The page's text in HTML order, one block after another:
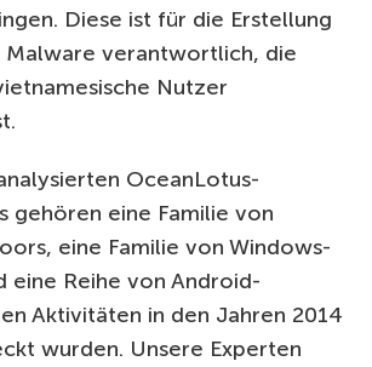
Diese ist für die Erstellung
Malware verantwortlich, die
Nutzer
OceanLotus-
gehören eine Familie von
eine Familie von Windows-
eine Reihe von Android-
Aktivitäten in den Jahren 2014
wurden. Unsere Experten